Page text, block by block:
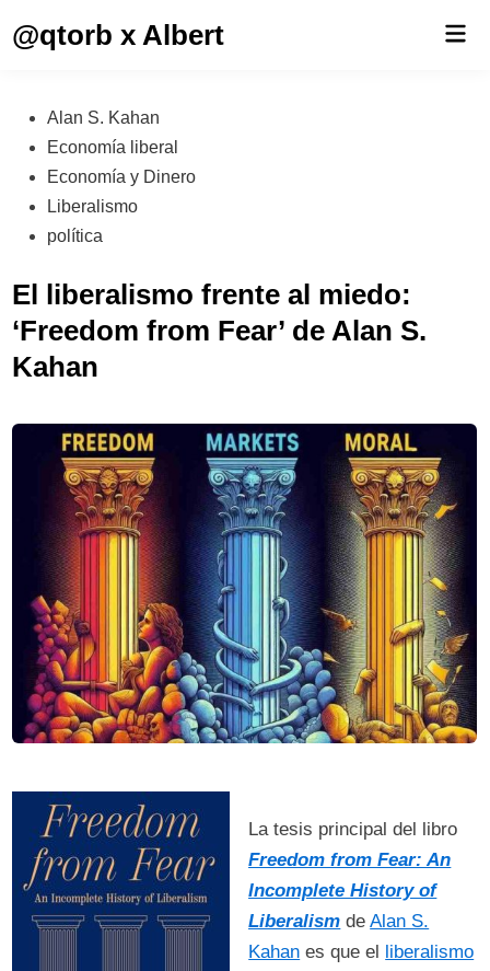
@qtorb x Albert
Publicado
en
Alan S. Kahan
Economía liberal
Economía y Dinero
Liberalismo
política
El liberalismo frente al miedo:
‘Freedom from Fear’ de Alan S.
Kahan
La tesis principal del libro
Freedom from Fear: An
Incomplete History of
Liberalism deAlan S.
Kahan es que el liberalismo